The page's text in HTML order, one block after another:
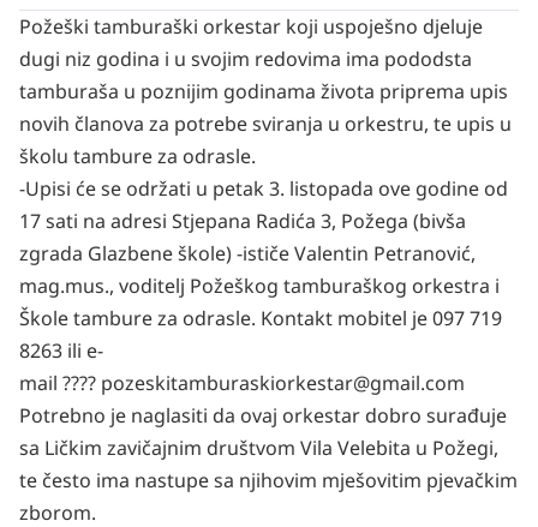
Požeški tamburaški orkestar koji uspoješno djeluje
dugi niz godina i u svojim redovima ima pododsta
tamburaša u poznijim godinama života priprema upis
novih članova za potrebe sviranja u orkestru, te upis u
školu tambure za odrasle.
-Upisi će se održati u petak 3. listopada ove godine od
17 sati na adresi Stjepana Radića 3, Požega (bivša
zgrada Glazbene škole) -ističe Valentin Petranović,
mag.mus., voditelj Požeškog tamburaškog orkestra i
Škole tambure za odrasle. Kontakt mobitel je 097 719
8263 ili e-
mail ???? pozeskitamburaskiorkestar@gmail.com
Potrebno je naglasiti da ovaj orkestar dobro surađuje
sa Ličkim zavičajnim društvom Vila Velebita u Požegi,
te često ima nastupe sa njihovim mješovitim pjevačkim
zborom.